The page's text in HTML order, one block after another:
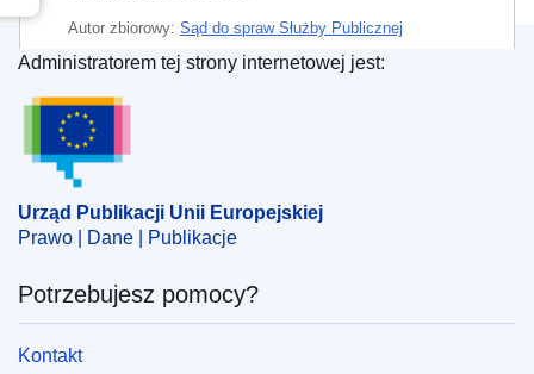
Autor zbiorowy: Sąd do spraw Służby Publicznej
(Trybunał Sprawiedliwości Unii Europejskiej)
Temat:przekazanie prawa do emerytury
pracowniczy (UE)
CELEX : 62013FB0025
OJ : JOC_2016_136_R_0070
IMMC : RAD-F-0025-2013
Urząd Publikacji Unii Europejskiej
Administratorem tej strony internetowej jest:
Urząd Publikacji Unii Europejskiej
Prawo | Dane | Publikacje
Potrzebujesz pomocy?
Kontakt